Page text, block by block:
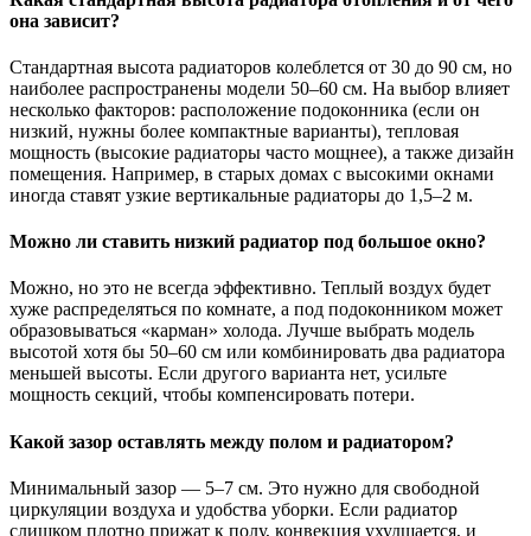
она зависит?
Стандартная высота радиаторов колеблется от 30 до 90 см, но
наиболее распространены модели 50–60 см. На выбор влияет
несколько факторов: расположение подоконника (если он
низкий, нужны более компактные варианты), тепловая
мощность (высокие радиаторы часто мощнее), а также дизайн
помещения. Например, в старых домах с высокими окнами
иногда ставят узкие вертикальные радиаторы до 1,5–2 м.
Можно ли ставить низкий радиатор под большое окно?
Можно, но это не всегда эффективно. Теплый воздух будет
хуже распределяться по комнате, а под подоконником может
образовываться «карман» холода. Лучше выбрать модель
высотой хотя бы 50–60 см или комбинировать два радиатора
меньшей высоты. Если другого варианта нет, усильте
мощность секций, чтобы компенсировать потери.
Какой зазор оставлять между полом и радиатором?
Минимальный зазор — 5–7 см. Это нужно для свободной
циркуляции воздуха и удобства уборки. Если радиатор
слишком плотно прижат к полу, конвекция ухудшается, и